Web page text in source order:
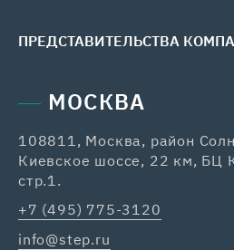
ПРЕДСТАВИТЕЛЬСТВА
МОСКВА
108811, Москва, район
Киевское шоссе, 22 км, БЦ
стр.1.
+7 (495) 775-3120
info@step.ru